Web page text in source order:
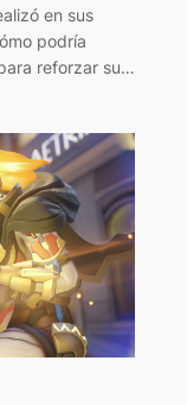
en sus
podría
reforzar su…